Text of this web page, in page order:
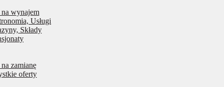
wynajem
Usługi
Składy
zamianę
oferty